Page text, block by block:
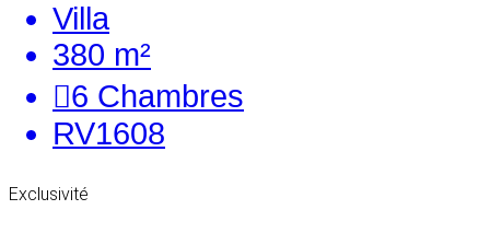
Villa
380 m²
6 Chambres
RV1608
Exclusivité